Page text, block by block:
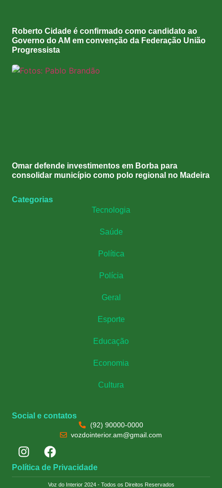
Roberto Cidade é confirmado como candidato ao
Governo do AM em convenção da Federação União
Progressista
Omar defende investimentos em Borba para
consolidar município como polo regional no Madeira
Categorias
Tecnologia
Saúde
Política
Polícia
Geral
Esporte
Educação
Economia
Cultura
Social e contatos
(92) 90000-0000
vozdointerior.am@gmail.com
Política de Privacidade
Voz do Interior 2024 - Todos os Direitos Reservados